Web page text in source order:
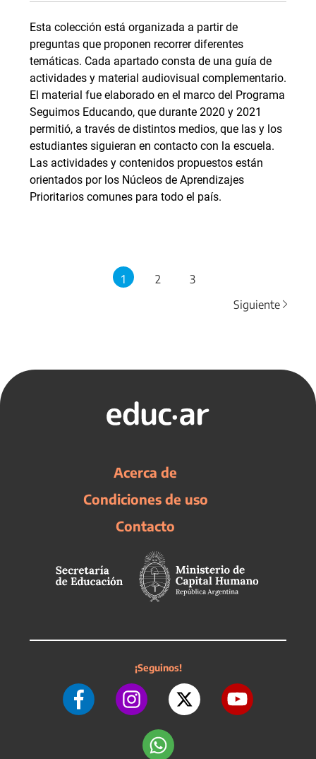
Esta colección está organizada a partir de
preguntas que proponen recorrer diferentes
temáticas. Cada apartado consta de una guía de
actividades y material audiovisual complementario.
El material fue elaborado en el marco del Programa
Seguimos Educando, que durante 2020 y 2021
permitió, a través de distintos medios, que las y los
estudiantes siguieran en contacto con la escuela.
Las actividades y contenidos propuestos están
orientados por los Núcleos de Aprendizajes
Prioritarios comunes para todo el país.
1 2
3
Siguiente
Acerca de
Condiciones de uso
Contacto
¡Seguinos!